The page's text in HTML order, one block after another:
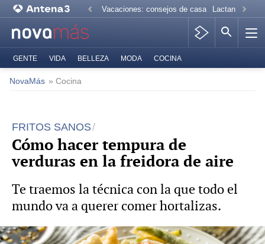
Vacaciones: consejos de casa Lactancia
GENTE VIDA BELLEZA MODA COCINA
NovaMás » Cocina
FRITOS SANOS
Cómo hacer tempura de
verduras en la freidora de aire
Te traemos la técnica con la que todo el
mundo va a querer comer hortalizas.